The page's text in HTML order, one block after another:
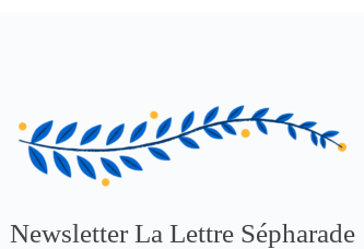
Newsletter La Lettre Sépharade